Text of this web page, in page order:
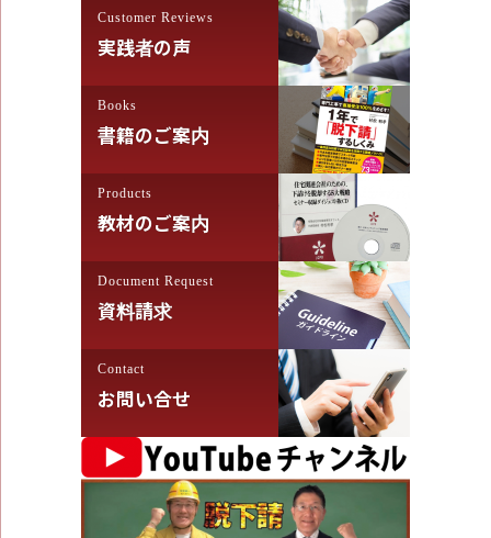
Customer Reviews
実践者の声
Books
書籍のご案内
Products
教材のご案内
Document Request
資料請求
Contact
お問い合せ